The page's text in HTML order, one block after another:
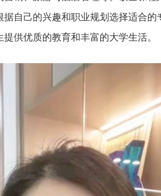
据自己的兴趣和职业规划选择适合
供优质的教育和丰富的大学生活。